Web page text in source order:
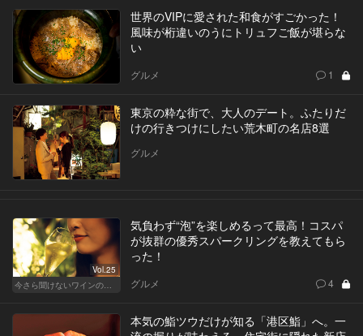
世界のVIPに愛された和食がすごかった！
風味が桁違いのうにトリュフご飯が堪らな
い
グルメ 1
東京の粋な街で、大人のデート。ふたりだ
けの行きつけにしたい荒木町の名店8選
グルメ
Vol.25
今さら聞けないワインの基礎知識
気負わず“泡”を楽しめるって最高！コスパ
が抜群の優秀スパークリングを教えてもら
った！
グルメ 4
本気の鮨ツウだけが知る「港区鮨」へ。一